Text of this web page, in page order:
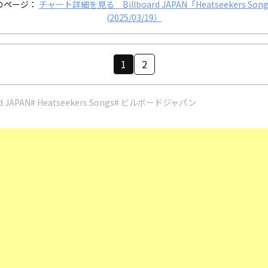
ページ： チャート詳細を見る Billboard JAPAN「Heatseekers
(2025/03/19）
1 2
# Heatseekers Songs# ビルボードジャパン